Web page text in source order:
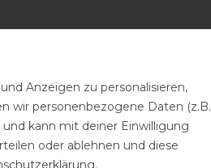
Anzeigen zu personalisieren,
wir personenbezogene Daten (z.B.
kann mit deiner Einwilligung
oder ablehnen und diese
.